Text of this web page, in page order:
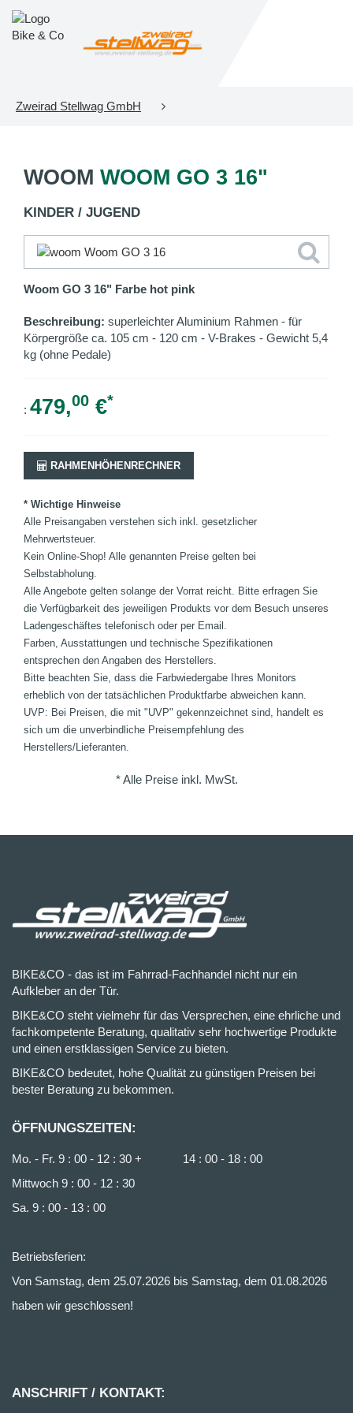
Zweirad Stellwag GmbH
WOOM WOOM GO 3 16"
KINDER / JUGEND
Woom GO 3 16" Farbe hot pink
Beschreibung: superleichter Aluminium Rahmen - für
Körpergröße ca. 105 cm - 120 cm - V-Brakes - Gewicht 5,4
kg (ohne Pedale)
: 479,00 €*
RAHMENHÖHENRECHNER
* Wichtige Hinweise
Alle Preisangaben verstehen sich inkl. gesetzlicher
Mehrwertsteuer.
Kein Online-Shop! Alle genannten Preise gelten bei
Selbstabholung.
Alle Angebote gelten solange der Vorrat reicht. Bitte erfragen Sie
die Verfügbarkeit des jeweiligen Produkts vor dem Besuch unseres
Ladengeschäftes telefonisch oder per Email.
Farben, Ausstattungen und technische Spezifikationen
entsprechen den Angaben des Herstellers.
Bitte beachten Sie, dass die Farbwiedergabe Ihres Monitors
erheblich von der tatsächlichen Produktfarbe abweichen kann.
UVP: Bei Preisen, die mit "UVP" gekennzeichnet sind, handelt es
sich um die unverbindliche Preisempfehlung des
Herstellers/Lieferanten.
* Alle Preise inkl. MwSt.
BIKE&CO - das ist im Fahrrad-Fachhandel nicht nur ein
Aufkleber an der Tür.
BIKE&CO steht vielmehr für das Versprechen, eine ehrliche und
fachkompetente Beratung, qualitativ sehr hochwertige Produkte
und einen erstklassigen Service zu bieten.
BIKE&CO bedeutet, hohe Qualität zu günstigen Preisen bei
bester Beratung zu bekommen.
ÖFFNUNGSZEITEN:
Mo. - Fr. 9 : 00 - 12 : 30 + 14 : 00 - 18 : 00
Mittwoch 9 : 00 - 12 : 30
Sa. 9 : 00 - 13 : 00
Betriebsferien:
Von Samstag, dem 25.07.2026 bis Samstag, dem 01.08.2026
haben wir geschlossen!
ANSCHRIFT / KONTAKT: